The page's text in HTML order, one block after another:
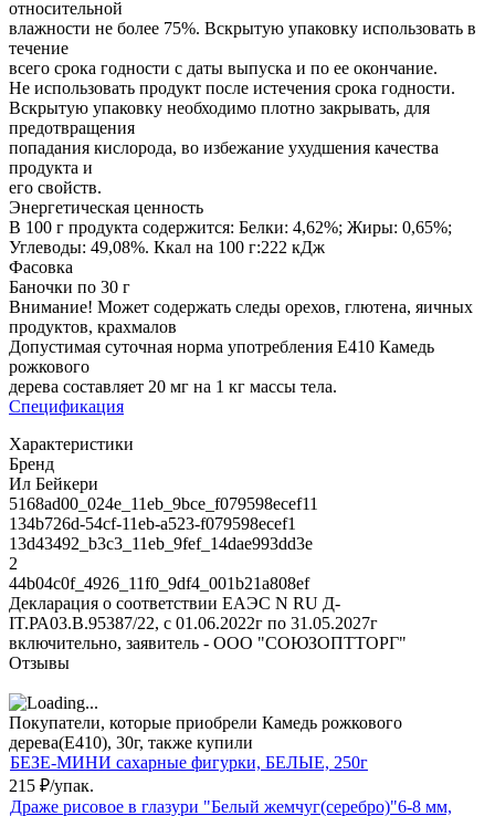
относительной
влажности не более 75%. Вскрытую упаковку использовать в
течение
всего срока годности с даты выпуска и по ее окончание.
Не использовать продукт после истечения срока годности.
Вскрытую упаковку необходимо плотно закрывать, для
предотвращения
попадания кислорода, во избежание ухудшения качества
продукта и
его свойств.
Энергетическая ценность
В 100 г продукта содержится: Белки: 4,62%; Жиры: 0,65%;
Углеводы: 49,08%. Ккал на 100 г:222 кДж
Фасовка
Баночки по 30 г
Внимание! Может содержать следы орехов, глютена, яичных
продуктов, крахмалов
Допустимая суточная норма употребления Е410 Камедь
рожкового
дерева составляет 20 мг на 1 кг массы тела.
Спецификация
Характеристики
Бренд
Ил Бейкери
5168ad00_024e_11eb_9bce_f079598ecef11
134b726d-54cf-11eb-a523-f079598ecef1
13d43492_b3c3_11eb_9fef_14dae993dd3e
2
44b04c0f_4926_11f0_9df4_001b21a808ef
Декларация о соответствии ЕАЭС N RU Д-
IT.РА03.В.95387/22, с 01.06.2022г по 31.05.2027г
включительно, заявитель - ООО "СОЮЗОПТТОРГ"
Отзывы
Покупатели, которые приобрели Камедь рожкового
дерева(Е410), 30г, также купили
БЕЗЕ-МИНИ сахарные фигурки, БЕЛЫЕ, 250г
215 ₽/упак.
Драже рисовое в глазури "Белый жемчуг(серебро)"6-8 мм,